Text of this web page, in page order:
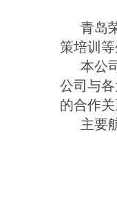
青岛
策培训
本公
公司与
的合作关
主要